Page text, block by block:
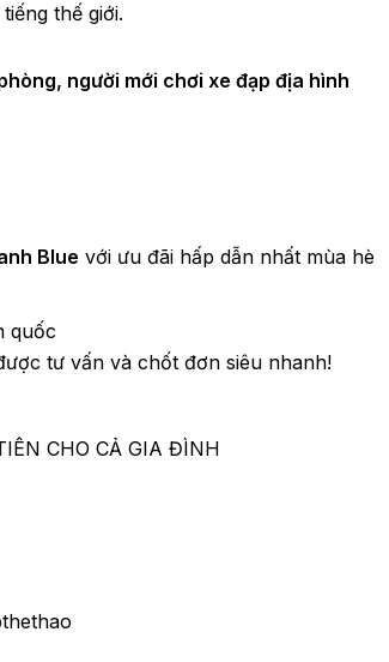
thế giới.
người mới chơi xe đạp địa hình
Blue với ưu đãi hấp dẫn nhất mùa hè
quốc
tư vấn và chốt đơn siêu nhanh!
CHO CẢ GIA ĐÌNH